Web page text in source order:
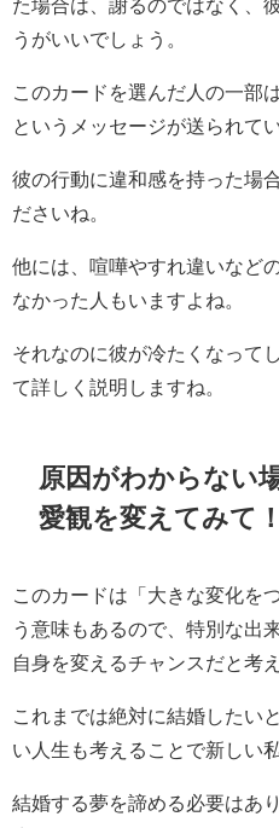
た場合は、謝るのではなく、
うがいいでしょう。
このカードを選んだ人の一部
というメッセージが送られて
彼の行動に違和感を持った場
ださいね。
他には、喧嘩やすれ違いなど
なかった人もいますよね。
それなのに彼が冷たくなって
て詳しく説明しますね。
原因がわからない
愛観を変えてみて！
このカードは「大きな変化を
う意味もあるので、特別な出
自身を変えるチャンスだと考
これまでは絶対に結婚したい
い人生も考えることで新しい
結婚する夢を諦める必要はあ